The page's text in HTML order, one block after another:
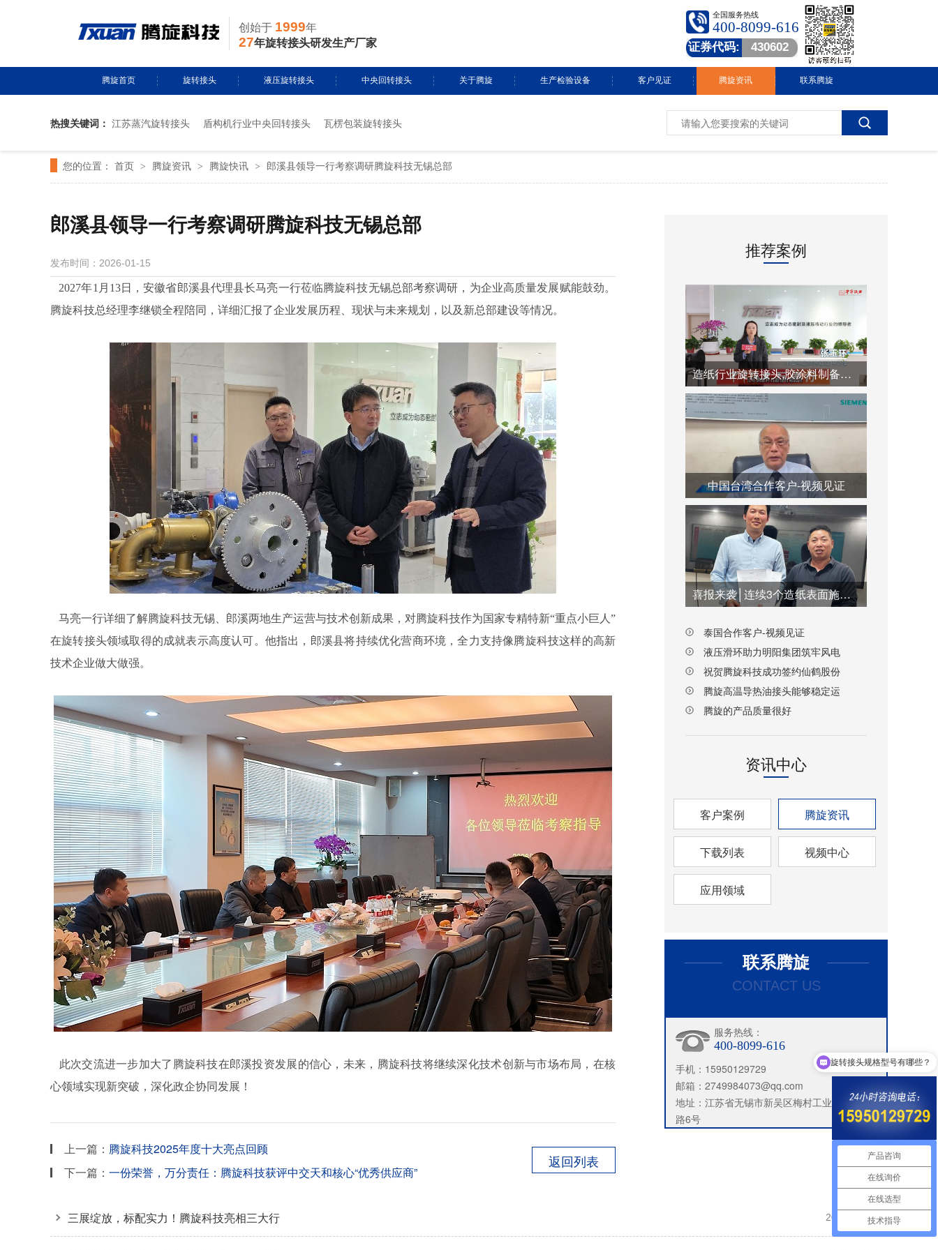
创始于 1999年
27年旋转接头研发生产厂家
全国服务热线
400-8099-616
证券代码: 430602
腾旋首页 旋转接头
水用旋转接头
导热油旋转接头
切削液旋转接头
旋转接头配件
液压旋转接头
风电液压滑环
多通路旋转接头定制
中央回转接头
挖掘机旋转接头
履带吊旋转接头
起重机旋转接头
属具旋转接头
高空作业车旋转接头
关于腾旋 生产检验设备 客户见证 腾旋资讯
腾旋快讯
行业动态
联系腾旋
热搜关键词： 江苏蒸汽旋转接头 盾构机行业中央回转接头 瓦楞包装旋转接头
您的位置： 首页 > 腾旋资讯 > 腾旋快讯 > 郎溪县领导一行考察调研腾旋科技无锡总部
郎溪县领导一行考察调研腾旋科技无锡总部
发布时间：2026-01-15
2027年1月13日，安徽省郎溪县代理县长马亮一行莅临腾旋科技无锡总部考察调研，为企业高质量发展赋能鼓劲。
腾旋科技总经理李继锁全程陪同，详细汇报了企业发展历程、现状与未来规划，以及新总部建设等情况。
马亮一行详细了解腾旋科技无锡、郎溪两地生产运营与技术创新成果，对腾旋科技作为国家专精特新“重点小巨人”
在旋转接头领域取得的成就表示高度认可。他指出，郎溪县将持续优化营商环境，全力支持像腾旋科技这样的高新
技术企业做大做强。
此次交流进一步加大了腾旋科技在郎溪投资发展的信心，未来，腾旋科技将继续深化技术创新与市场布局，在核
心领域实现新突破，深化政企协同发展！
上一篇： 腾旋科技2025年度十大亮点回顾
下一篇： 一份荣誉，万分责任：腾旋科技获评中交天和核心“优秀供应商”
返回列表
三展绽放，标配实力！腾旋科技亮相三大行 2026.04.27
推荐案例
造纸行业旋转接头,胶涂料制备系统,蒸汽冷凝水系统运用
中国台湾合作客户-视频见证
喜报来袭│连续3个造纸表面施胶系统订单签订合作，共创双赢未来！
泰国合作客户-视频见证
液压滑环助力明阳集团筑牢风电
设备传动安全防线
祝贺腾旋科技成功签约仙鹤股份
湖北项目！
腾旋高温导热油接头能够稳定运
行
腾旋的产品质量很好
资讯中心
客户案例 腾旋资讯
下载列表 视频中心
应用领域
联系腾旋
CONTACT US
服务热线：
400-8099-616
手机：15950129729
邮箱：2749984073@qq.com
地址：江苏省无锡市新吴区梅村工业集中区新都
路6号
产品咨询
在线询价
在线选型
技术指导
旋转接头规格型号有哪些？